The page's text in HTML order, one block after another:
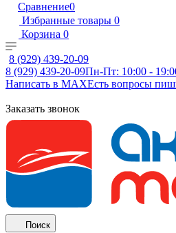
Сравнение0
Избранные товары 0
Корзина 0
8 (929) 439-20-09
8 (929) 439-20-09Пн-Пт: 10:00 -
Написать в MAXЕсть вопросы
Заказать звонок
Поиск